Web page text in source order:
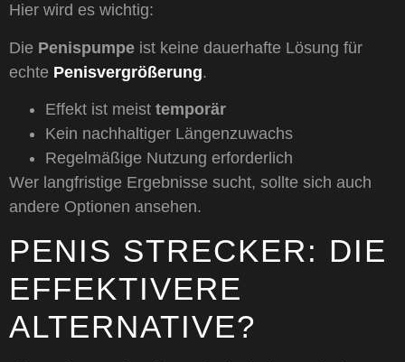
Hier wird es wichtig:
Die Penispumpe ist keine dauerhafte Lösung für
echte Penisvergrößerung.
Effekt ist meist temporär
Kein nachhaltiger Längenzuwachs
Regelmäßige Nutzung erforderlich
Wer langfristige Ergebnisse sucht, sollte sich auch
andere Optionen ansehen.
PENIS STRECKER: DIE
EFFEKTIVERE
ALTERNATIVE?